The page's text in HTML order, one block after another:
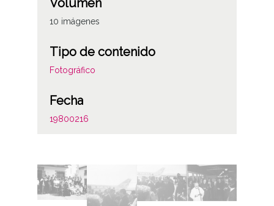
10 imágenes
Tipo de contenido
Fotográfico
Fecha
19800216
Foronda
Materia